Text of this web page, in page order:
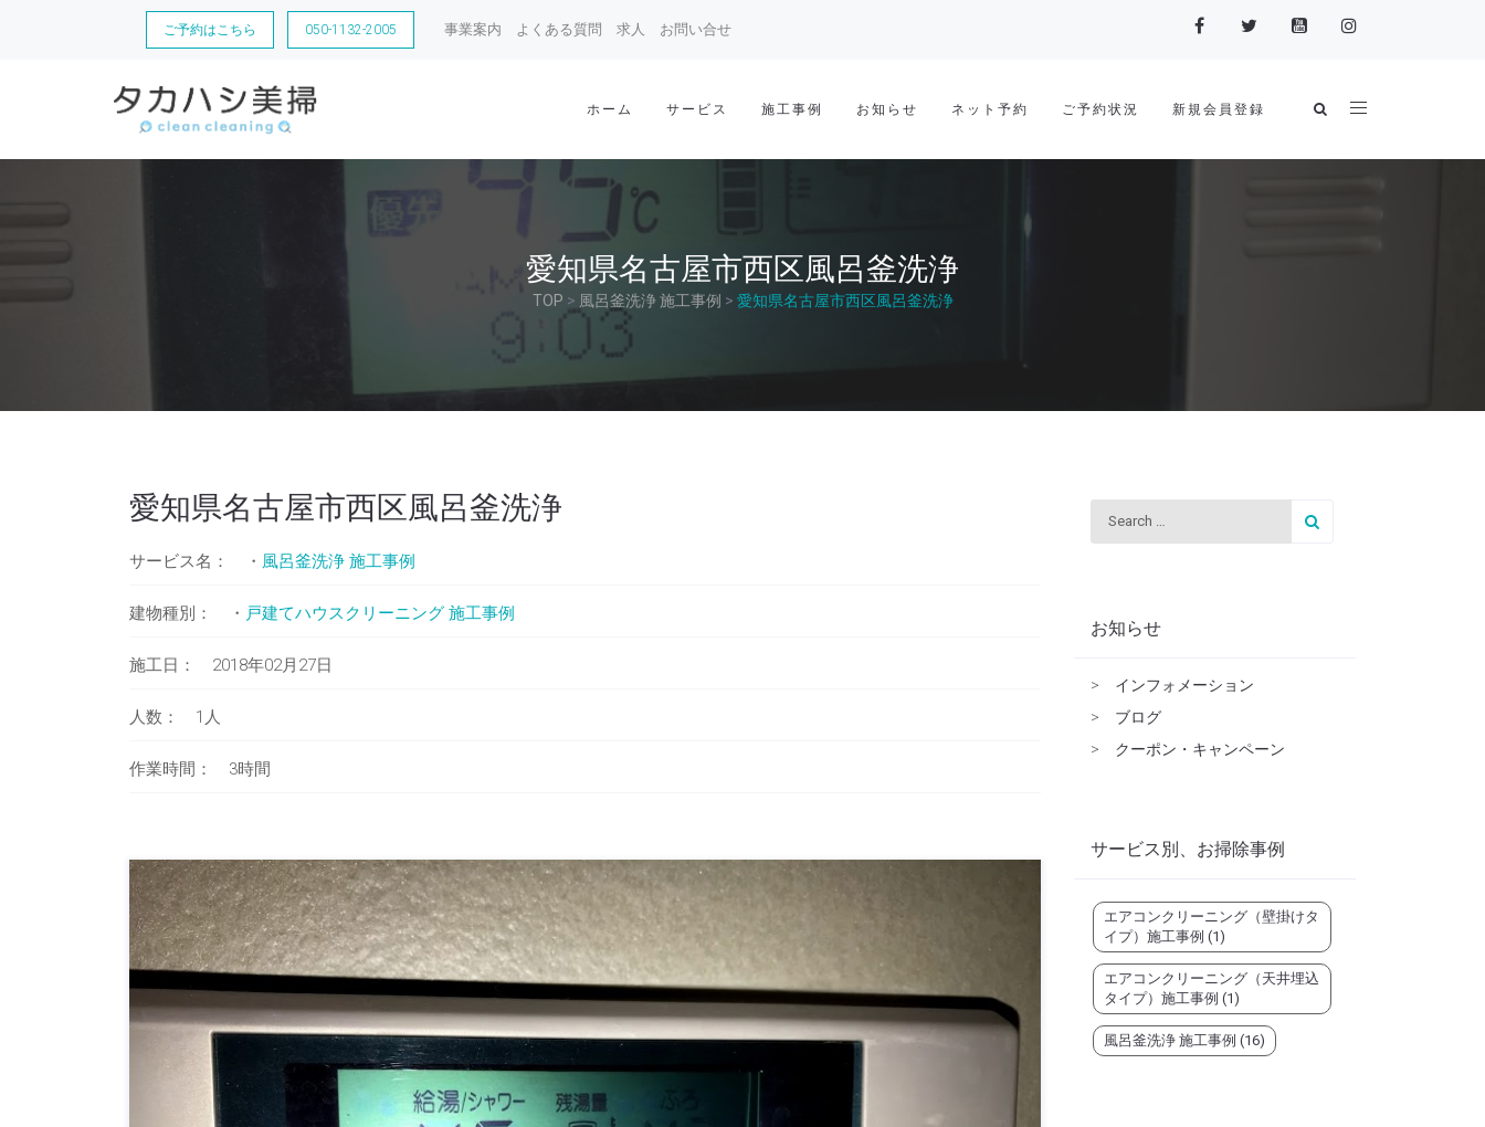
ご予約はこちら 050-1132-2005 事業案内 よくある質問 求人 お問い合せ
ホーム サービス 施工事例 お知らせ ネット予約 ご予約状況 新規会員登録
愛知県名古屋市西区風呂釜洗浄
TOP > 風呂釜洗浄 施工事例 > 愛知県名古屋市西区風呂釜洗浄
愛知県名古屋市西区風呂釜洗浄
サービス名： ・ 風呂釜洗浄 施工事例
建物種別： ・ 戸建てハウスクリーニング 施工事例
施工日： 2018年02月27日
人数： 1人
作業時間： 3時間
お知らせ
> インフォメーション
> ブログ
> クーポン・キャンペーン
サービス別、お掃除事例
エアコンクリーニング（壁掛けタ
イプ）施工事例 (1)
エアコンクリーニング（天井埋込
タイプ）施工事例 (1)
風呂釜洗浄 施工事例 (16)